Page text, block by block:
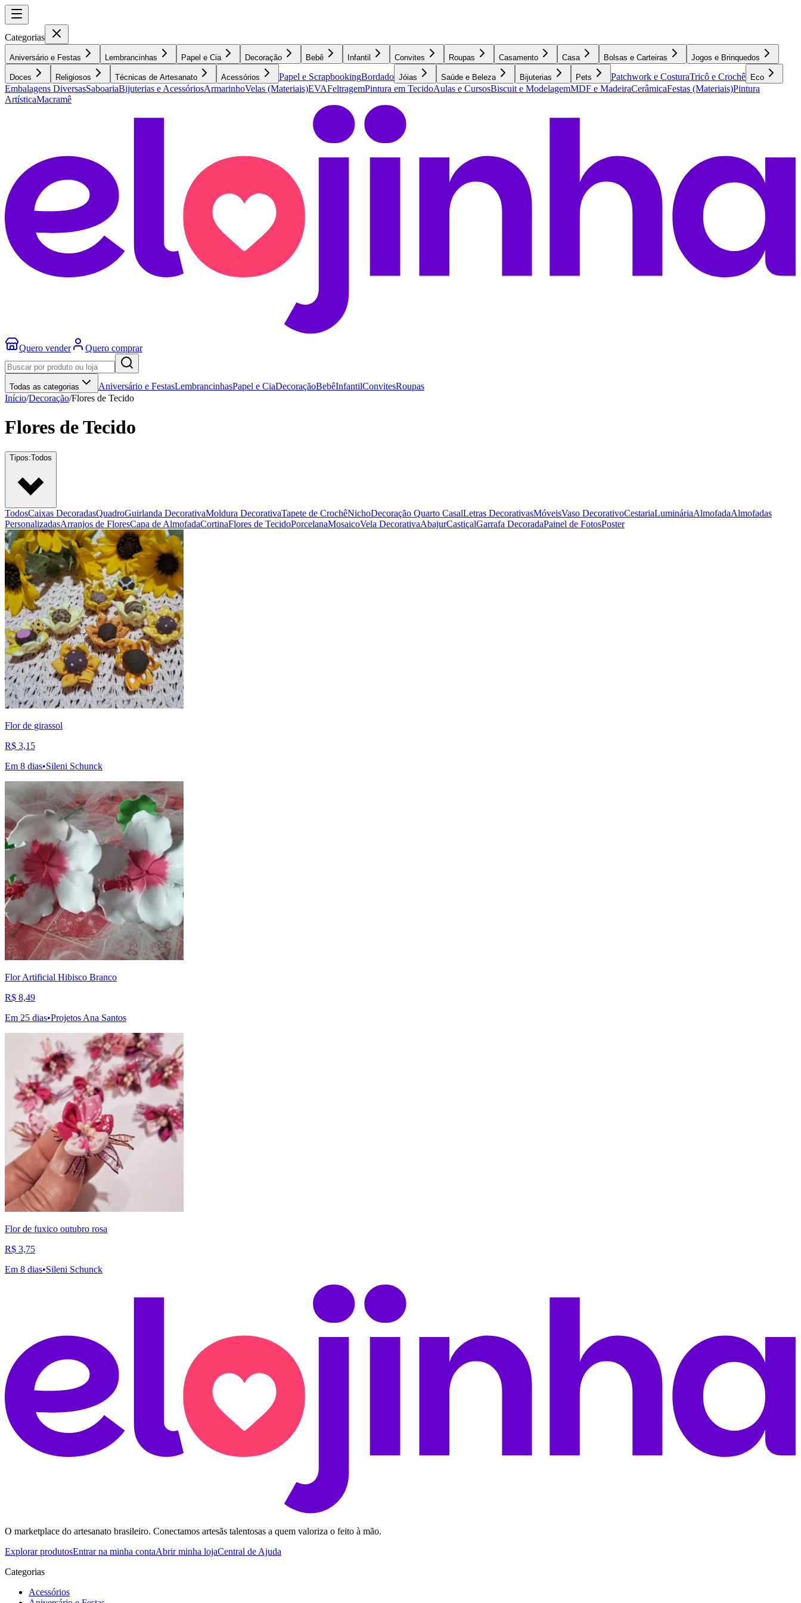
Categorias
Aniversário e Festas Lembrancinhas Papel e Cia Decoração Bebê Infantil Convites Roupas Casamento Casa Bolsas e Carteiras Jogos e Brinquedos
Doces Religiosos Técnicas de Artesanato Acessórios Papel e ScrapbookingBordado Jóias Saúde e Beleza Bijuterias Pets Patchwork e CosturaTricô e Crochê Eco
Embalagens DiversasSaboariaBijuterias e AcessóriosArmarinhoVelas (Materiais)EVAFeltragemPintura em TecidoAulas e CursosBiscuit e ModelagemMDF e MadeiraCerâmicaFestas (Materiais)Pintura
ArtísticaMacramê
Quero vender Quero comprar
Todas as categorias Aniversário e FestasLembrancinhasPapel e CiaDecoraçãoBebêInfantilConvitesRoupas
Início/Decoração/Flores de Tecido
Flores de Tecido
Tipos:Todos
TodosCaixas DecoradasQuadroGuirlanda DecorativaMoldura DecorativaTapete de CrochêNichoDecoração Quarto CasalLetras DecorativasMóveisVaso DecorativoCestariaLumináriaAlmofadaAlmofadas
PersonalizadasArranjos de FloresCapa de AlmofadaCortinaFlores de TecidoPorcelanaMosaicoVela DecorativaAbajurCastiçalGarrafa DecoradaPainel de FotosPoster
Flor de girassol
R$ 3,15
Em 8 dias•Sileni Schunck
Flor Artificial Hibisco Branco
R$ 8,49
Em 25 dias•Projetos Ana Santos
Flor de fuxico outubro rosa
R$ 3,75
Em 8 dias•Sileni Schunck
O marketplace do artesanato brasileiro. Conectamos artesãs talentosas a quem valoriza o feito à mão.
Explorar produtosEntrar na minha contaAbrir minha lojaCentral de Ajuda
Categorias
Acessórios